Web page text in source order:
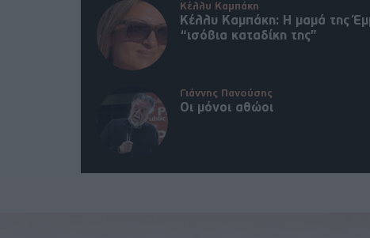
Κέλλυ Καμπάκη
Κέλλυ Καμπάκη: Η μαμά της
“ισόβια καταδίκη της”
Γιάννης Πανούσης
Οι μόνοι αθώοι